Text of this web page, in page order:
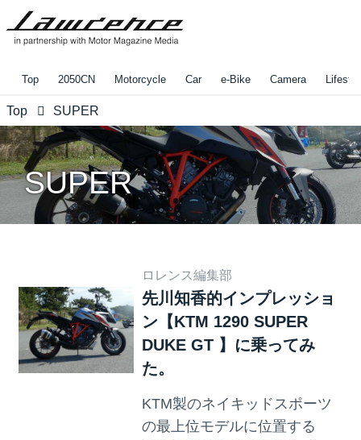
Top 2050CN Motorcycle Car e-Bike Camera
Top SUPER
SUPER
ロレンス編集部
先川知香的インプレッショ
ン【KTM 1290 SUPER
DUKE GT 】に乗ってみ
た。
KTM製のネイキッドスポーツ
の最上位モデルに位置する